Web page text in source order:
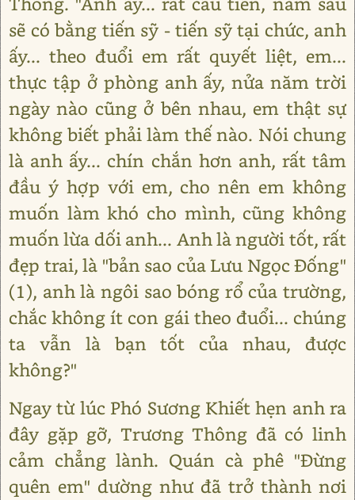
sẽ có bằng tiến sỹ - tiến sỹ tại chức, anh
ấy... theo đuổi em rất quyết liệt, em...
thực tập ở phòng anh ấy, nửa năm trời
ngày nào cũng ở bên nhau, em thật sự
không biết phải làm thế nào. Nói chung
là anh ấy... chín chắn hơn anh, rất tâm
đầu ý hợp với em, cho nên em không
muốn làm khó cho mình, cũng không
muốn lừa dối anh... Anh là người tốt, rất
đẹp trai, là "bản sao của Lưu Ngọc Đống"
(1), anh là ngôi sao bóng rổ của trường,
chắc không ít con gái theo đuổi... chúng
ta vẫn là bạn tốt của nhau, được
không?"
Ngay từ lúc Phó Sương Khiết hẹn anh ra
đây gặp gỡ, Trương Thông đã có linh
cảm chẳng lành. Quán cà phê "Đừng
quên em" dường như đã trở thành nơi